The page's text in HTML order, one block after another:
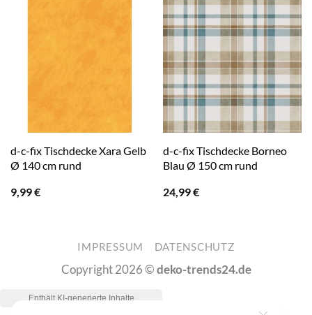
d-c-fix Tischdecke Xara Gelb
Ø 140 cm rund
9,99€
d-c-fix Tischdecke Borneo
Blau Ø 150 cm rund
24,99€
IMPRESSUM DATENSCHUTZ
Copyright 2026 ©deko-trends24.de